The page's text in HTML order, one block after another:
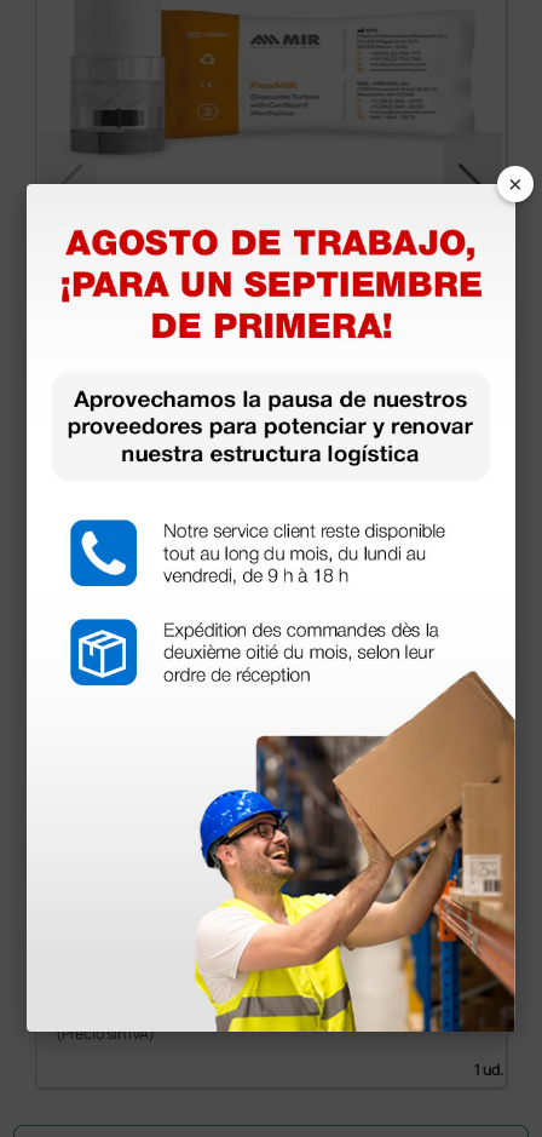
Turbinas monopaciente MIR FlowMir - con
boquilla integrada - 60 uds.
(Precio sin IVA)
60 uds.
Espirómetro MIR Spirobank II® SMART con
turbina reutilizable
1.510,00 €
(Precio sin IVA)
1 ud.
×